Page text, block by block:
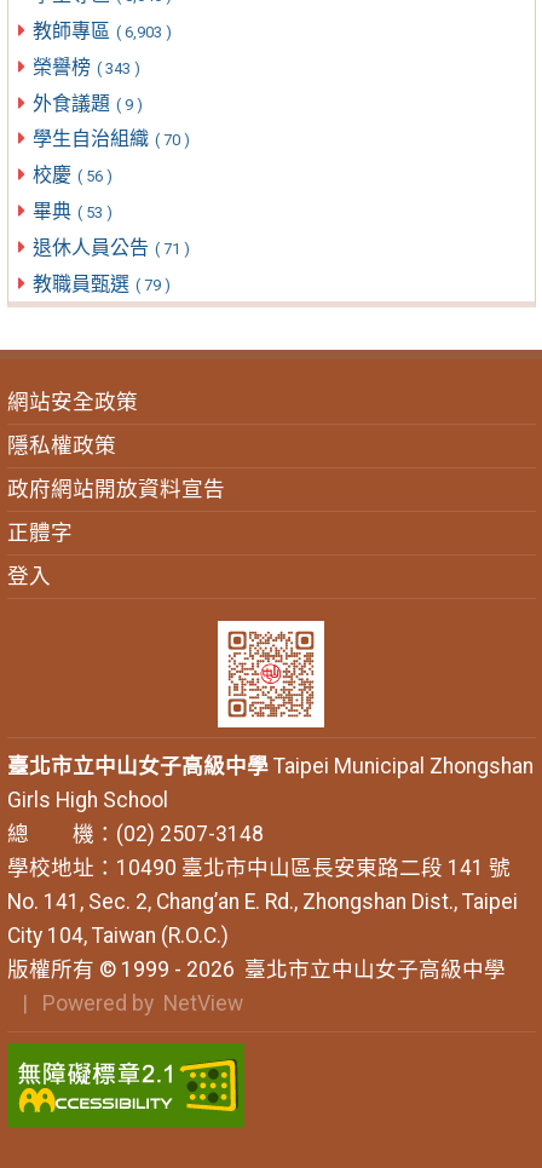
教師專區 ( 6,903 )
榮譽榜 ( 343 )
外食議題 ( 9 )
學生自治組織 ( 70 )
校慶 ( 56 )
畢典 ( 53 )
退休人員公告 ( 71 )
教職員甄選 ( 79 )
網站安全政策
隱私權政策
政府網站開放資料宣告
正體字
登入
臺北市立中山女子高級中學Taipei Municipal Zhongshan
Girls High School
總 機：(02) 2507-3148
學校地址：10490 臺北市中山區長安東路二段 141 號
No. 141, Sec. 2, Chang’an E. Rd., Zhongshan Dist., Taipei
City 104, Taiwan (R.O.C.)
版權所有 © 1999 - 2026 臺北市立中山女子高級中學
| Powered by NetView